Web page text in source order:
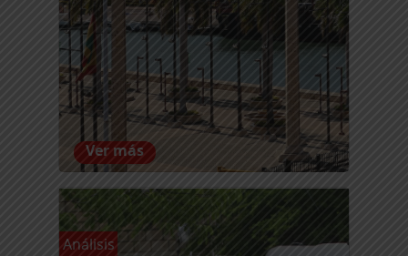
Ver más
Análisis